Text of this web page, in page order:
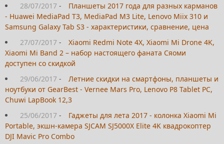
28/07/2017 -
Планшеты 2017 года для разных карманов
- Huawei MediaPad T3, MediaPad M3 Lite, Lenovo Miix 310 и
Samsung Galaxy Tab S3 - характеристики, сравнение, цена
27/07/2017 -
Xiaomi Redmi Note 4X, Xiaomi Mi Drone 4K,
Xiaomi Mi Band 2 – набор настоящего фаната Сяоми
доступен со скидкой
29/06/2017 -
Летние скидки на смартфоны, планшеты и
ноутбуки от GearBest - Vernee Mars Pro, Lenovo P8 Tablet PC,
Chuwi LapBook 12,3
25/06/2017 -
Гаджеты для лета 2017 - колонка Xiaomi Mi
Portable, экшн-камера SJCAM SJ5000X Elite 4K квадрокоптер
DJI Mavic Pro Combo